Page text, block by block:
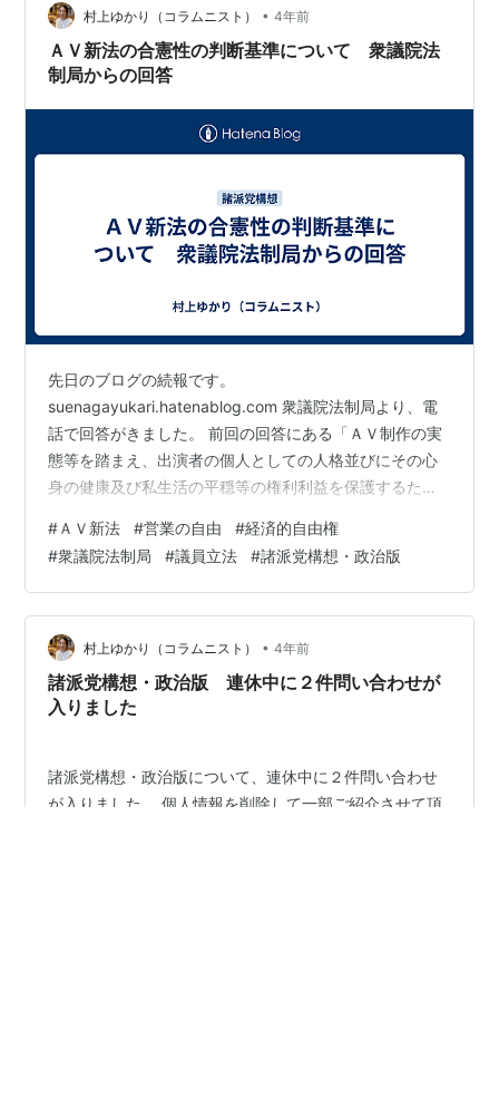
ジポルノ、パパ活を同列に持ってくること。リベンジポ
ルノは他…
村上ゆかり（コラムニスト） • 4年前
ＡＶ新法の合憲性の判断基準について 衆議院法
制局からの回答
先日のブログの続報です。
suenagayukari.hatenablog.com 衆議院法制局より、電
話で回答がきました。 前回の回答にある「ＡＶ制作の実
態等を踏まえ、出演者の個人としての人格並びにその心
身の健康及び私生活の平穏等の権利利益を保護するため
約することが許容されるのか、この両者のバランスを比
例原則の観点から慎重に検討した上で、必要かつ合理的
な規制手段を定めることとされた」の【比例原則の観
点】が合憲性の判断基準になるが、この詳細について
は、回答ができないとの事でした。 なぜ回答できないか
という理由について、例えば 合理的な規制手段で…
#ＡＶ新法 #営業の自由 #経済的自由権
#衆議院法制局 #議員立法 #諸派党構想・政治版
村上ゆかり（コラムニスト） • 4年前
諸派党構想・政治版 連休中に２件問い合わせが
入りました
諸派党構想・政治版について、連休中に２件問い合わせ
が入りました。 個人情報を削除して一部ご紹介させて頂